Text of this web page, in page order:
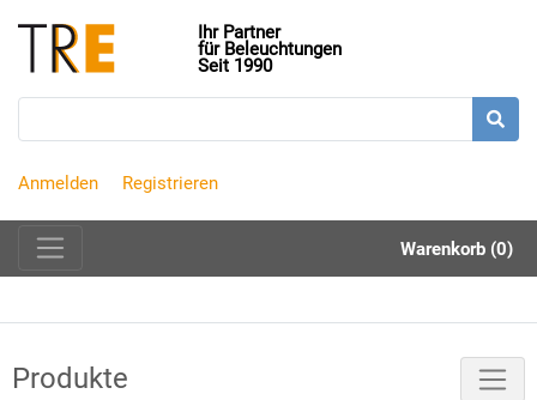
Ihr Partner
für Beleuchtungen
Seit 1990
Anmelden Registrieren
Warenkorb (0)
Produkte